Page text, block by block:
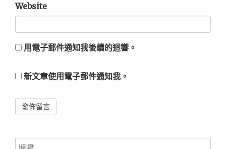
Website
用電子郵件通知我後續的迴響。
新文章使用電子郵件通知我。
搜